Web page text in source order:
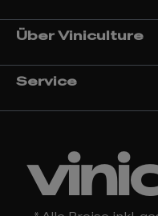
Über Viniculture
Service